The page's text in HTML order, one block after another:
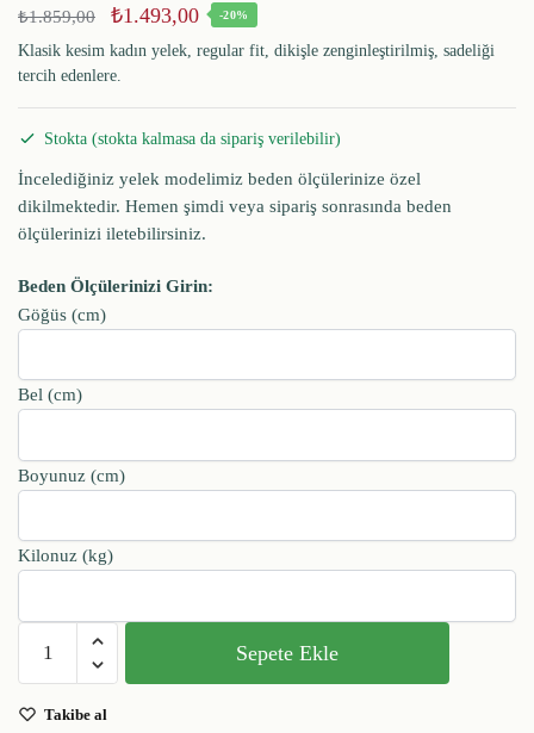
₺1.859,00 ₺1.493,00 -20%
Klasik kesim kadın yelek, regular fit, dikişle zenginleştirilmiş, sadeliği
tercih edenlere.
Stokta (stokta kalmasa da sipariş verilebilir)
İncelediğiniz yelek modelimiz beden ölçülerinize özel
dikilmektedir. Hemen şimdi veya sipariş sonrasında beden
ölçülerinizi iletebilirsiniz.
Beden Ölçülerinizi Girin:
Göğüs (cm)
Bel (cm)
Boyunuz (cm)
Kilonuz (kg)
Sepete Ekle
Takibe al